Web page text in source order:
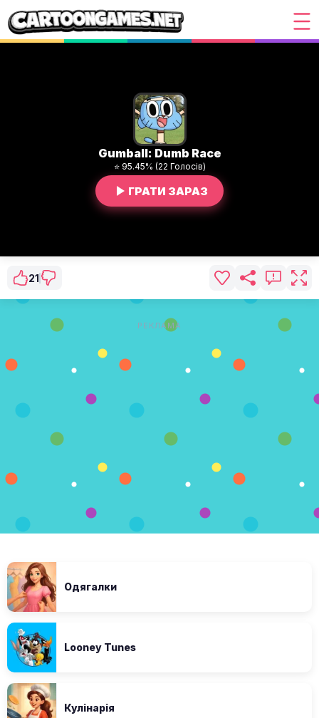
Gumball: Dumb Race
⭐ 95.45% (22 Голосів)
ГРАТИ ЗАРАЗ
21
РЕКЛАМА
Одягалки
Looney Tunes
Кулінарія